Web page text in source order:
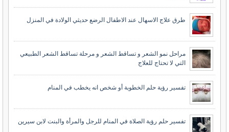
طرق علاج الاسهال عند الاطفال الرضع حديثي الولادة في المنزل
مراحل نمو الشعر و تساقط الشعر و مرحلة تساقط الشعر الطبيعي
التي لا تحتاج للعلاج
تفسير رؤية حلم الخطوبة أو شخص انه يخطب في المنام
تفسير حلم رؤية الصلاة في المنام للرجل والمرأة والبنت لابن سيرين